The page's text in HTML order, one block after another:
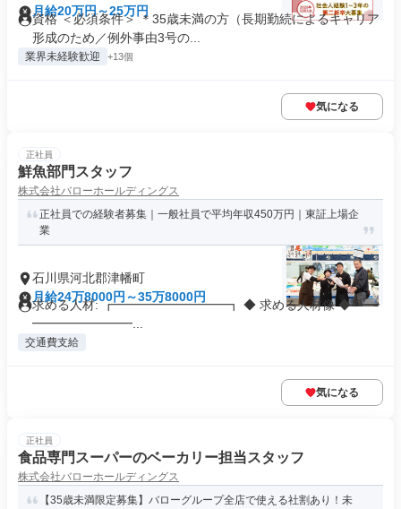
月給20万円～25万円
資格 ＜必須条件＞ ＊35歳未満の方（長期勤続によるキャリア
形成のため／例外事由3号の...
業界未経験歓迎 +13個
気になる
正社員
鮮魚部門スタッフ
株式会社バローホールディングス
正社員での経験者募集｜一般社員で平均年収450万円｜東証上場企
業
石川県河北郡津幡町
月給24万8000円～35万8000円
求める人材: ┏━━━━━━━━━┓ ◆ 求める人材像 ◆ ┗━
━━━━━━━━...
交通費支給
気になる
正社員
食品専門スーパーのベーカリー担当スタッフ
株式会社バローホールディングス
【35歳未満限定募集】バローグループ全店で使える社割あり！未